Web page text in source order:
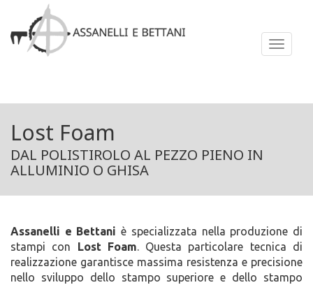
Lost Foam
DAL POLISTIROLO AL PEZZO PIENO IN
ALLUMINIO O GHISA
Assanelli e Bettani è specializzata nella produzione di
stampi con Lost Foam. Questa particolare tecnica di
realizzazione garantisce massima resistenza e precisione
nello sviluppo dello stampo superiore e dello stampo